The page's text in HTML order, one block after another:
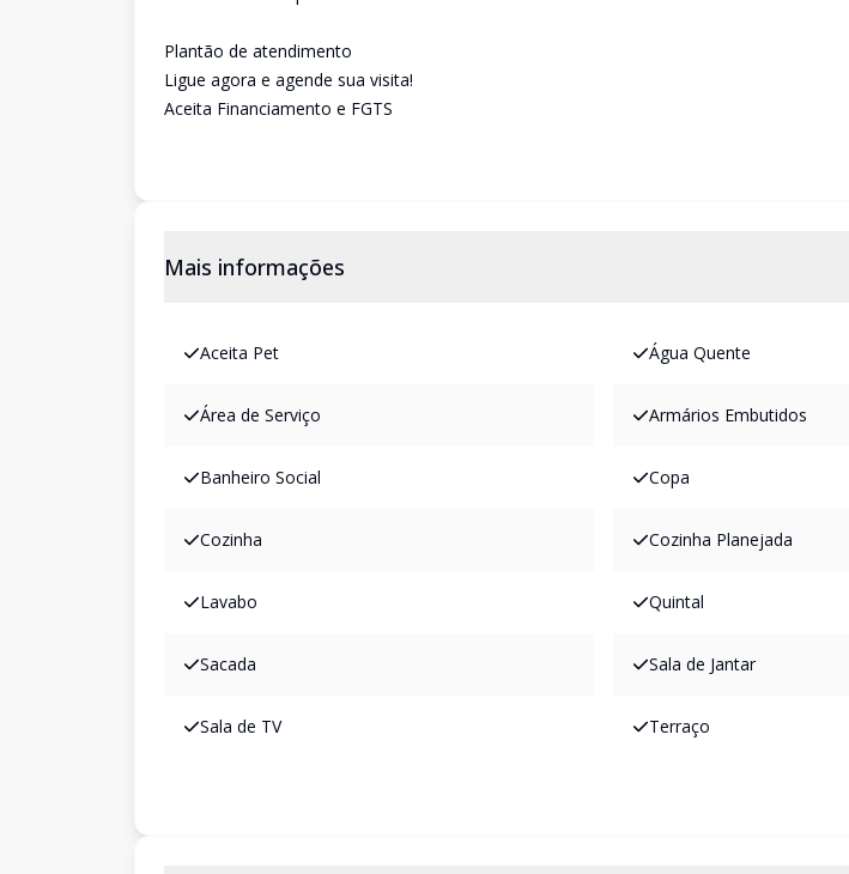
Plantão de atendimento
Ligue agora e agende sua visita!
Aceita Financiamento e FGTS
Mais informações
Aceita Pet Água Quente
Área de Serviço Armários Embutidos
Banheiro Social Copa
Cozinha Cozinha Planejada
Lavabo Quintal
Sacada Sala de Jantar
Sala de TV Terraço